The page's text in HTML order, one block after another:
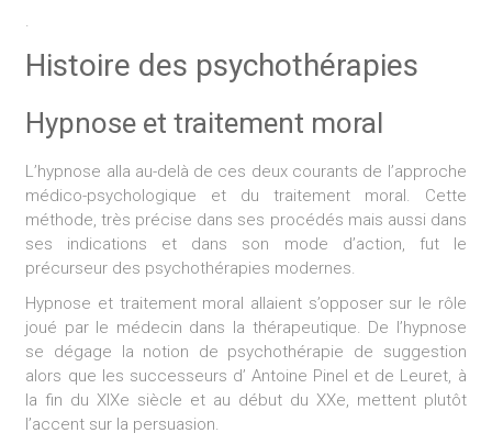
.
Histoire des psychothérapies
Hypnose et traitement moral
L’hypnose alla au-delà de ces deux courants de l’approche
médico-psychologique et du traitement moral. Cette
méthode, très précise dans ses procédés mais aussi dans
ses indications et dans son mode d’action, fut le
précurseur des psychothérapies modernes.
Hypnose et traitement moral allaient s’opposer sur le rôle
joué par le médecin dans la thérapeutique. De l’hypnose
se dégage la notion de psychothérapie de suggestion
alors que les successeurs d’ Antoine Pinel et de Leuret, à
la fin du XIXe siècle et au début du XXe, mettent plutôt
l’accent sur la persuasion.